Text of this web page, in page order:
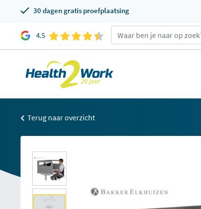
30 dagen gratis proefplaatsing
4.5
Terug naar overzicht